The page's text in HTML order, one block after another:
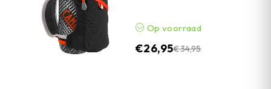
Op voorraad
€34,95
€26,95